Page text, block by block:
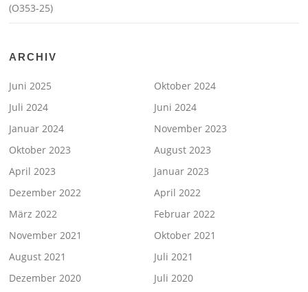
(O353-25)
ARCHIV
Juni 2025
Oktober 2024
Juli 2024
Juni 2024
Januar 2024
November 2023
Oktober 2023
August 2023
April 2023
Januar 2023
Dezember 2022
April 2022
März 2022
Februar 2022
November 2021
Oktober 2021
August 2021
Juli 2021
Dezember 2020
Juli 2020